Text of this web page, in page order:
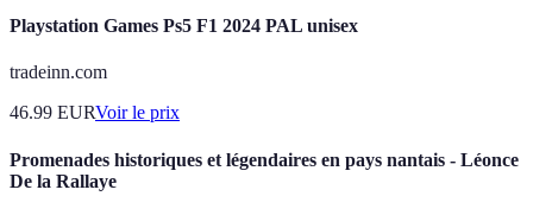
Playstation Games Ps5 F1 2024 PAL unisex
tradeinn.com
46.99 EURVoir le prix
Promenades historiques et légendaires en pays nantais - Léonce
De la Rallaye